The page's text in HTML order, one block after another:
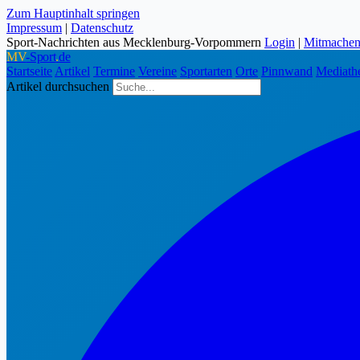
Zum Hauptinhalt springen
Impressum | Datenschutz
Sport-Nachrichten aus Mecklenburg-Vorpommern Login | Mitmachen
MV-Sport.de
Startseite Artikel Termine Vereine Sportarten Orte Pinnwand
Artikel durchsuchen